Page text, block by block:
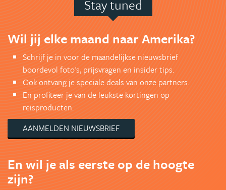
Stay tuned
Wil jij elke maand naar Amerika?
Schrijf je in voor de maandelijkse nieuwsbrief
boordevol foto's, prijsvragen en insider tips.
Ook ontvang je speciale deals van onze partners.
En profiteer je van de leukste kortingen op
reisproducten.
AANMELDEN NIEUWSBRIEF
En wil je als eerste op de hoogte
zijn?